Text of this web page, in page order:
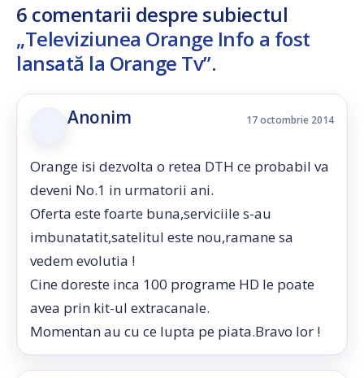
6 comentarii despre subiectul
„Televiziunea Orange Info a fost
lansată la Orange Tv”.
Anonim 17 octombrie 2014
Orange isi dezvolta o retea DTH ce probabil va
deveni No.1 in urmatorii ani.
Oferta este foarte buna,serviciile s-au
imbunatatit,satelitul este nou,ramane sa
vedem evolutia !
Cine doreste inca 100 programe HD le poate
avea prin kit-ul extracanale.
Momentan au cu ce lupta pe piata.Bravo lor !